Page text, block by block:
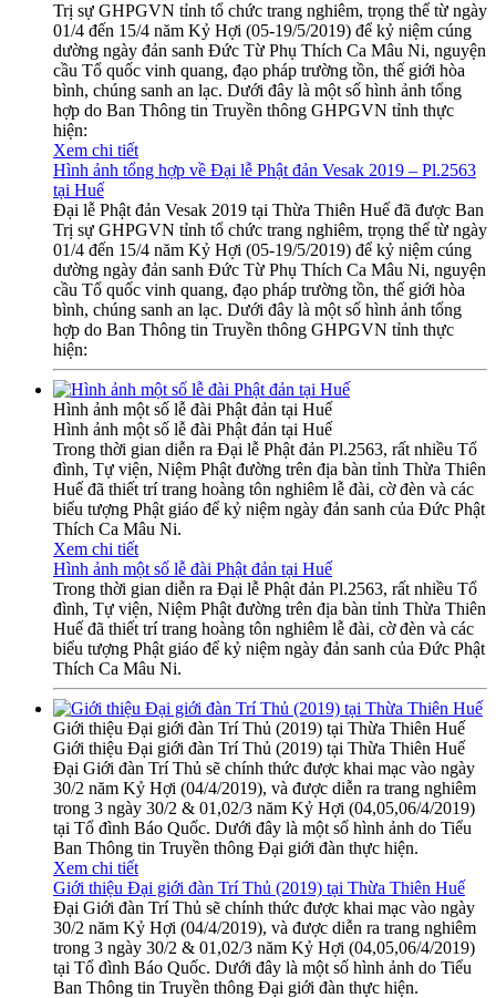
Trị sự GHPGVN tỉnh tổ chức trang nghiêm, trọng thể từ ngày
01/4 đến 15/4 năm Kỷ Hợi (05-19/5/2019) để kỷ niệm cúng
dường ngày đản sanh Đức Từ Phụ Thích Ca Mâu Ni, nguyện
cầu Tổ quốc vinh quang, đạo pháp trường tồn, thế giới hòa
bình, chúng sanh an lạc. Dưới đây là một số hình ảnh tổng
hợp do Ban Thông tin Truyền thông GHPGVN tỉnh thực
hiện:
Xem chi tiết
Hình ảnh tổng hợp về Đại lễ Phật đản Vesak 2019 – Pl.2563
tại Huế
Đại lễ Phật đản Vesak 2019 tại Thừa Thiên Huế đã được Ban
Trị sự GHPGVN tỉnh tổ chức trang nghiêm, trọng thể từ ngày
01/4 đến 15/4 năm Kỷ Hợi (05-19/5/2019) để kỷ niệm cúng
dường ngày đản sanh Đức Từ Phụ Thích Ca Mâu Ni, nguyện
cầu Tổ quốc vinh quang, đạo pháp trường tồn, thế giới hòa
bình, chúng sanh an lạc. Dưới đây là một số hình ảnh tổng
hợp do Ban Thông tin Truyền thông GHPGVN tỉnh thực
hiện:
Hình ảnh một số lễ đài Phật đản tại Huế
Hình ảnh một số lễ đài Phật đản tại Huế
Trong thời gian diễn ra Đại lễ Phật đản Pl.2563, rất nhiều Tổ
đình, Tự viện, Niệm Phật đường trên địa bàn tỉnh Thừa Thiên
Huế đã thiết trí trang hoàng tôn nghiêm lễ đài, cờ đèn và các
biểu tượng Phật giáo để kỷ niệm ngày đản sanh của Đức Phật
Thích Ca Mâu Ni.
Xem chi tiết
Hình ảnh một số lễ đài Phật đản tại Huế
Trong thời gian diễn ra Đại lễ Phật đản Pl.2563, rất nhiều Tổ
đình, Tự viện, Niệm Phật đường trên địa bàn tỉnh Thừa Thiên
Huế đã thiết trí trang hoàng tôn nghiêm lễ đài, cờ đèn và các
biểu tượng Phật giáo để kỷ niệm ngày đản sanh của Đức Phật
Thích Ca Mâu Ni.
Giới thiệu Đại giới đàn Trí Thủ (2019) tại Thừa Thiên Huế
Giới thiệu Đại giới đàn Trí Thủ (2019) tại Thừa Thiên Huế
Đại Giới đàn Trí Thủ sẽ chính thức được khai mạc vào ngày
30/2 năm Kỷ Hợi (04/4/2019), và được diễn ra trang nghiêm
trong 3 ngày 30/2 & 01,02/3 năm Kỷ Hợi (04,05,06/4/2019)
tại Tổ đình Báo Quốc. Dưới đây là một số hình ảnh do Tiểu
Ban Thông tin Truyền thông Đại giới đàn thực hiện.
Xem chi tiết
Giới thiệu Đại giới đàn Trí Thủ (2019) tại Thừa Thiên Huế
Đại Giới đàn Trí Thủ sẽ chính thức được khai mạc vào ngày
30/2 năm Kỷ Hợi (04/4/2019), và được diễn ra trang nghiêm
trong 3 ngày 30/2 & 01,02/3 năm Kỷ Hợi (04,05,06/4/2019)
tại Tổ đình Báo Quốc. Dưới đây là một số hình ảnh do Tiểu
Ban Thông tin Truyền thông Đại giới đàn thực hiện.